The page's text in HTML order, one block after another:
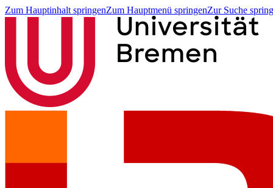
Zum Hauptinhalt springenZum Hauptmenü springenZur Suche